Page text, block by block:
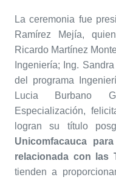
La ceremonia fue
Ramírez Mejía,
Ricardo Martínez
Ingeniería; Ing.
del programa
Lucia Burbano
Especialización,
logran su título
Unicomfacauca
relacionada con las
tienden a